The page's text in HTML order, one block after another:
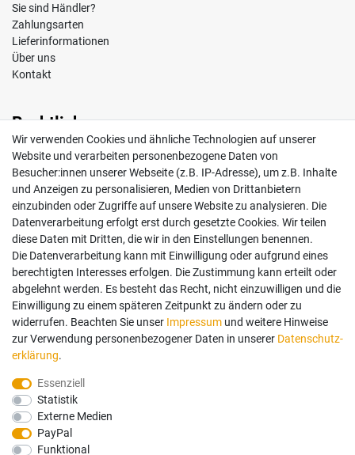
Sie sind Händler?
Zahlungsarten
Lieferinformationen
Über uns
Kontakt
Rechtliches
Impressum
AGB
Widerrufsrecht
Datenschutz
Vertrag widerrufen
Mein Konto
Anmelden
Registrieren
Bezahlung und Versand
Wir bieten Ihnen viele Möglichkeiten einer sicheren Bezahlung.
Wir verwenden Cookies und ähnliche Technologien auf unserer
Website und verarbeiten personenbezogene Daten von
Besucher:innen unserer Webseite (z.B. IP-Adresse), um z.B. Inhalte
und Anzeigen zu personalisieren, Medien von Drittanbietern
einzubinden oder Zugriffe auf unsere Website zu analysieren. Die
Datenverarbeitung erfolgt erst durch gesetzte Cookies. Wir teilen
diese Daten mit Dritten, die wir in den Einstellungen benennen.
Die Datenverarbeitung kann mit Einwilligung oder aufgrund eines
berechtigten Interesses erfolgen. Die Zustimmung kann erteilt oder
abgelehnt werden. Es besteht das Recht, nicht einzuwilligen und die
Einwilligung zu einem späteren Zeitpunkt zu ändern oder zu
widerrufen. Beachten Sie unser Impressum und weitere Hinweise
zur Verwendung personenbezogener Daten in unserer Daten­schutz­
erklärung.
Essenziell
Statistik
Externe Medien
PayPal
Funktional